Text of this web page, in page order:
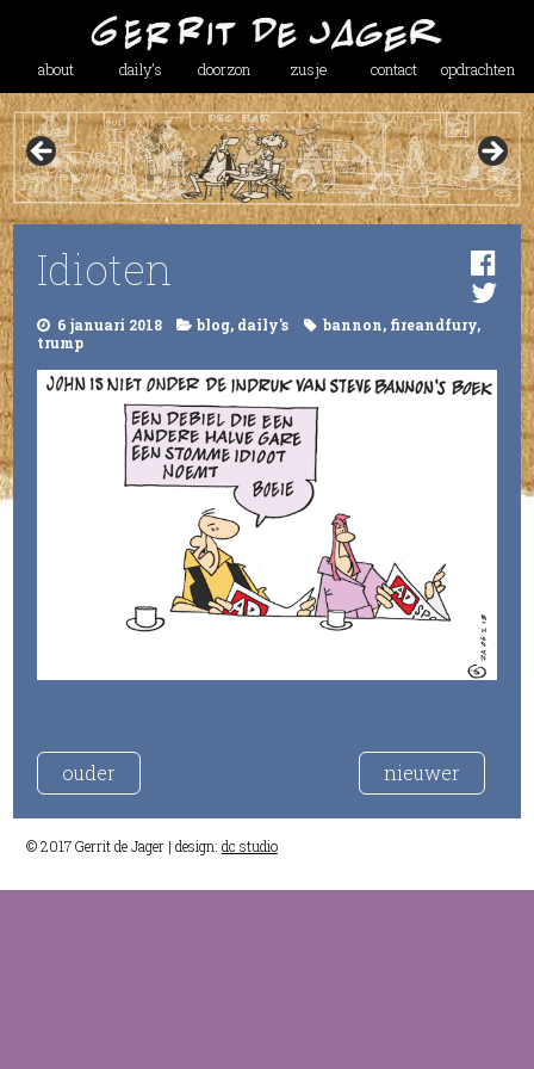
about daily’s doorzon zusje contact opdrachten
Idioten
6 januari 2018 blog, daily's bannon, fireandfury,
trump
ouder nieuwer
© 2017 Gerrit de Jager | design: dc studio